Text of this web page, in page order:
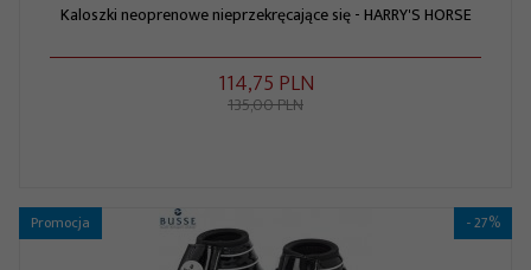
Kaloszki neoprenowe nieprzekręcające się - HARRY'S HORSE
114,75 PLN
135,00 PLN
Promocja - 27%